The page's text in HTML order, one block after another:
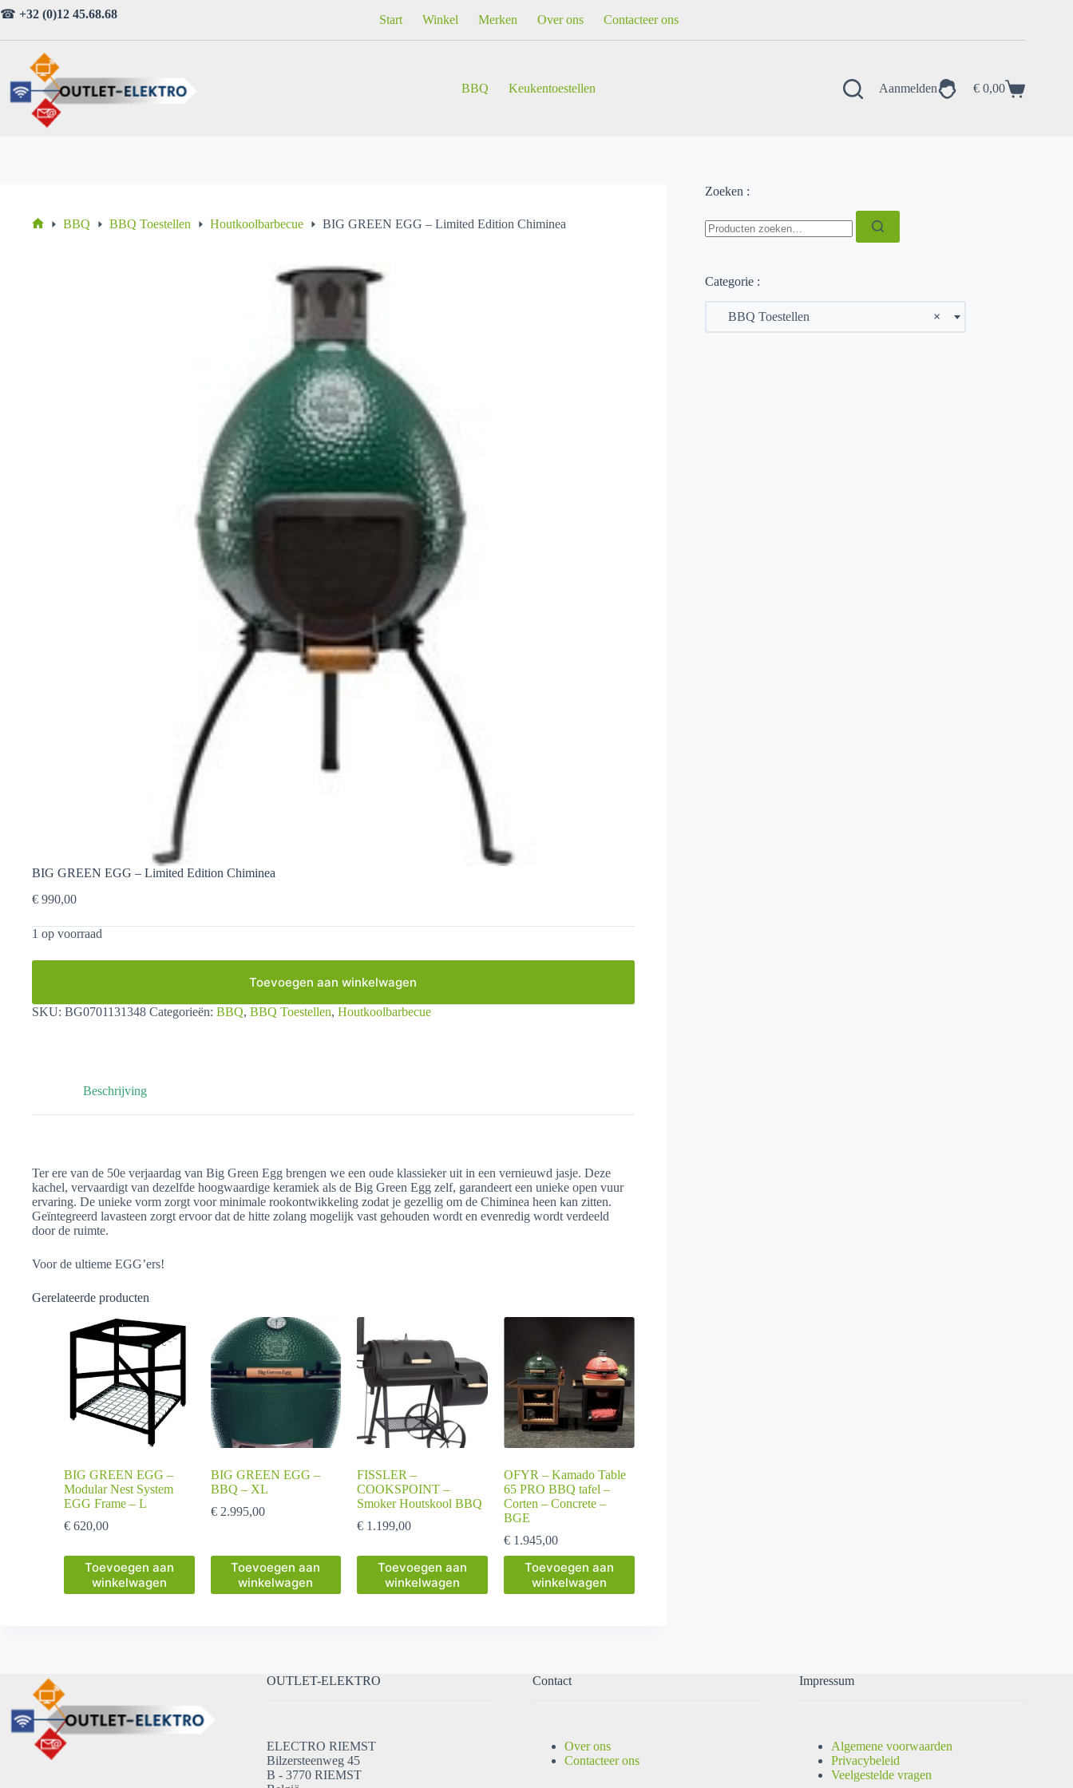
Ga
naar
☎ +32 (0)12 45.68.68 Start Winkel Merken Over ons Contacteer ons
BBQ Keukentoestellen Aanmelden Winkelwagen
€ 0,00
BBQ BBQ Toestellen Houtkoolbarbecue BIG GREEN EGG – Limited Edition Chiminea
BIG GREEN EGG – Limited Edition Chiminea
€ 990,00
1 op voorraad
Toevoegen aan winkelwagen
SKU: BG0701131348 Categorieën: BBQ, BBQ Toestellen, Houtkoolbarbecue
Beschrijving
Ter ere van de 50e verjaardag van Big Green Egg brengen we een oude klassieker uit in een vernieuwd jasje. Deze
kachel, vervaardigt van dezelfde hoogwaardige keramiek als de Big Green Egg zelf, garandeert een unieke open vuur
ervaring. De unieke vorm zorgt voor minimale rookontwikkeling zodat je gezellig om de Chiminea heen kan zitten.
Geïntegreerd lavasteen zorgt ervoor dat de hitte zolang mogelijk vast gehouden wordt en evenredig wordt verdeeld
door de ruimte.
Voor de ultieme EGG’ers!
Gerelateerde producten
BIG GREEN EGG –
Modular Nest System
EGG Frame – L
€ 620,00
Toevoegen aan
winkelwagen
BIG GREEN EGG –
BBQ – XL
€2.995,00
Toevoegen aan
winkelwagen
FISSLER –
COOKSPOINT –
Smoker Houtskool BBQ
€ 1.199,00
Toevoegen aan
winkelwagen
OFYR – Kamado Table
65 PRO BBQ tafel –
Corten – Concrete –
BGE
€1.945,00
Toevoegen aan
winkelwagen
Zoeken :
naar:
Categorie :
×
BBQ Toestellen
OUTLET-ELEKTRO
ELECTRO RIEMST
Bilzersteenweg 45
B - 3770 RIEMST
Contact
Over ons
Contacteer ons
Impressum
Algemene voorwaarden
Privacybeleid
Veelgestelde vragen